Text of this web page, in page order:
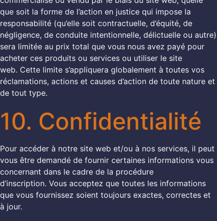
que soit la forme de l’action en justice qui impose la
responsabilité (qu’elle soit contractuelle, d’équité, de
négligence, de conduite intentionnelle, délictuelle ou autre)
sera limitée au prix total que vous nous avez payé pour
acheter ces produits ou services ou utiliser le site
web. Cette limite s’appliquera globalement à toutes vos
réclamations, actions et causes d’action de toute nature et
de tout type.
10. Confidentialité
Pour accéder à notre site web et/ou à nos services, il peut
vous être demandé de fournir certaines informations vous
concernant dans le cadre de la procédure
d’inscription. Vous acceptez que toutes les informations
que vous fournissez soient toujours exactes, correctes et
à jour.